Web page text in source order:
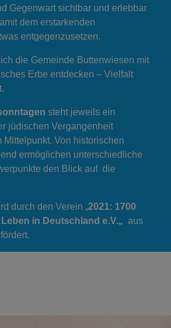
Gegenwart sichtbar und erlebbar
dem erstarkenden
entgegenzusetzen.
die Gemeinde Buttenwiesen mit
Erbe entdecken – Vielfalt
steht jeweils ein
jüdischen Vergangenheit
Mittelpunkt. Von historischen
ermöglichen unterschiedliche
den Blick auf die
durch den Verein „2021: 1700
in Deutschland e.V.„ aus